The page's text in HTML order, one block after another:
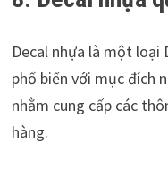
Decal nhựa là một
phổ biến với mục đích
nhằm cung cấp các
hàng.